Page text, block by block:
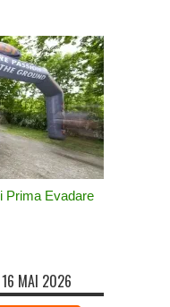
Prima Evadare
16 MAI 2026